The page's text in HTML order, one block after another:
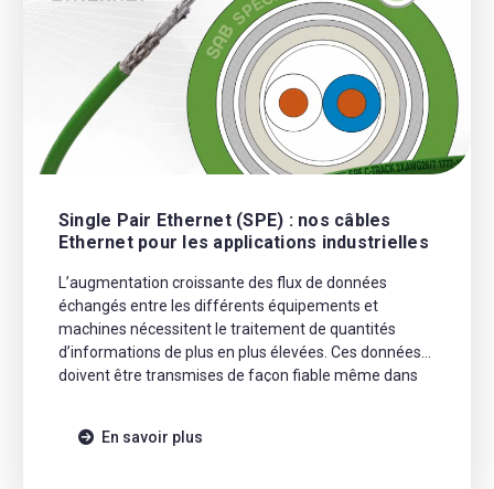
Single Pair Ethernet (SPE) : nos câbles
Ethernet pour les applications industrielles
L’augmentation croissante des flux de données
échangés entre les différents équipements et
machines nécessitent le traitement de quantités
d’informations de plus en plus élevées. Ces données
doivent être transmises de façon fiable même dans
En savoir plus